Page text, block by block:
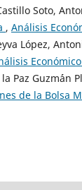
Soto,
, Análisis
López,
Paz Guzm´´an
de la Bolsa